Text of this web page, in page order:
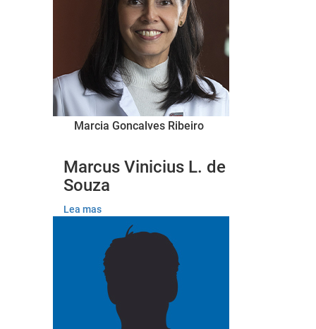
Marcia Goncalves Ribeiro
Marcus Vinicius L. de
Souza
Lea mas